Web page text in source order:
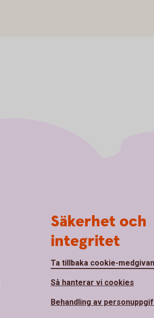
Säkerhet och
integritet
Ta tillbaka cookie-
Så hanterar vi cookies
Behandling av